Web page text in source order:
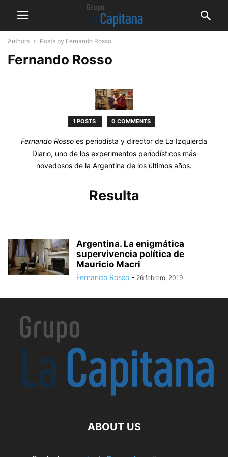
Authors Posts by Fernando Rosso
Fernando Rosso
1 POSTS 0 COMMENTS
Fernando Rosso es periodista y director de La Izquierda
Diario, uno de los experimentos periodísticos más
novedosos de la Argentina de los últimos años.
Resulta
Argentina. La enigmática
supervivencia política de
Mauricio Macri
Fernando Rosso - 26 febrero, 2019
ABOUT US